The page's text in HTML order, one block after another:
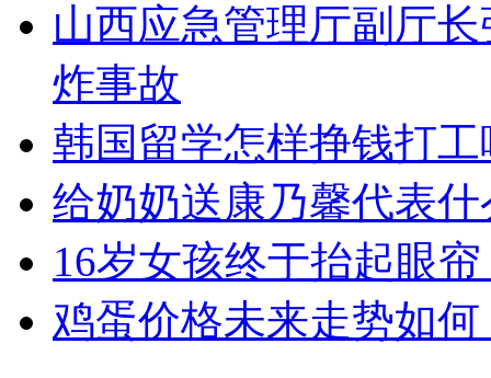
山西应急管理厅副厅
炸事故
韩国留学怎样挣钱打工
给奶奶送康乃馨代表
16岁女孩终于抬起眼
鸡蛋价格未来走势如